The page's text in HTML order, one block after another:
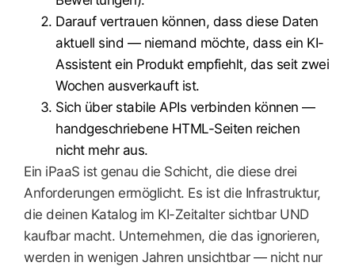
Darauf vertrauen können, dass diese Daten
aktuell sind — niemand möchte, dass ein KI-
Assistent ein Produkt empfiehlt, das seit zwei
Wochen ausverkauft ist.
Sich über stabile APIs verbinden können —
handgeschriebene HTML-Seiten reichen
nicht mehr aus.
Ein iPaaS ist genau die Schicht, die diese drei
Anforderungen ermöglicht. Es ist die Infrastruktur,
die deinen Katalog im KI-Zeitalter sichtbar UND
kaufbar macht. Unternehmen, die das ignorieren,
werden in wenigen Jahren unsichtbar — nicht nur